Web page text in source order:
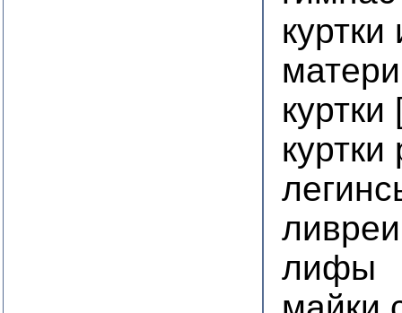
ливреи
лифы